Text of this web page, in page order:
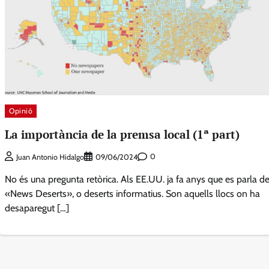
Opinió
La importància de la premsa local (1ª part)
Juan Antonio Hidalgo 09/06/2024 0
No és una pregunta retòrica. Als EE.UU. ja fa anys que es parla
«News Deserts», o deserts informatius. Son aquells llocs on ha
desaparegut […]